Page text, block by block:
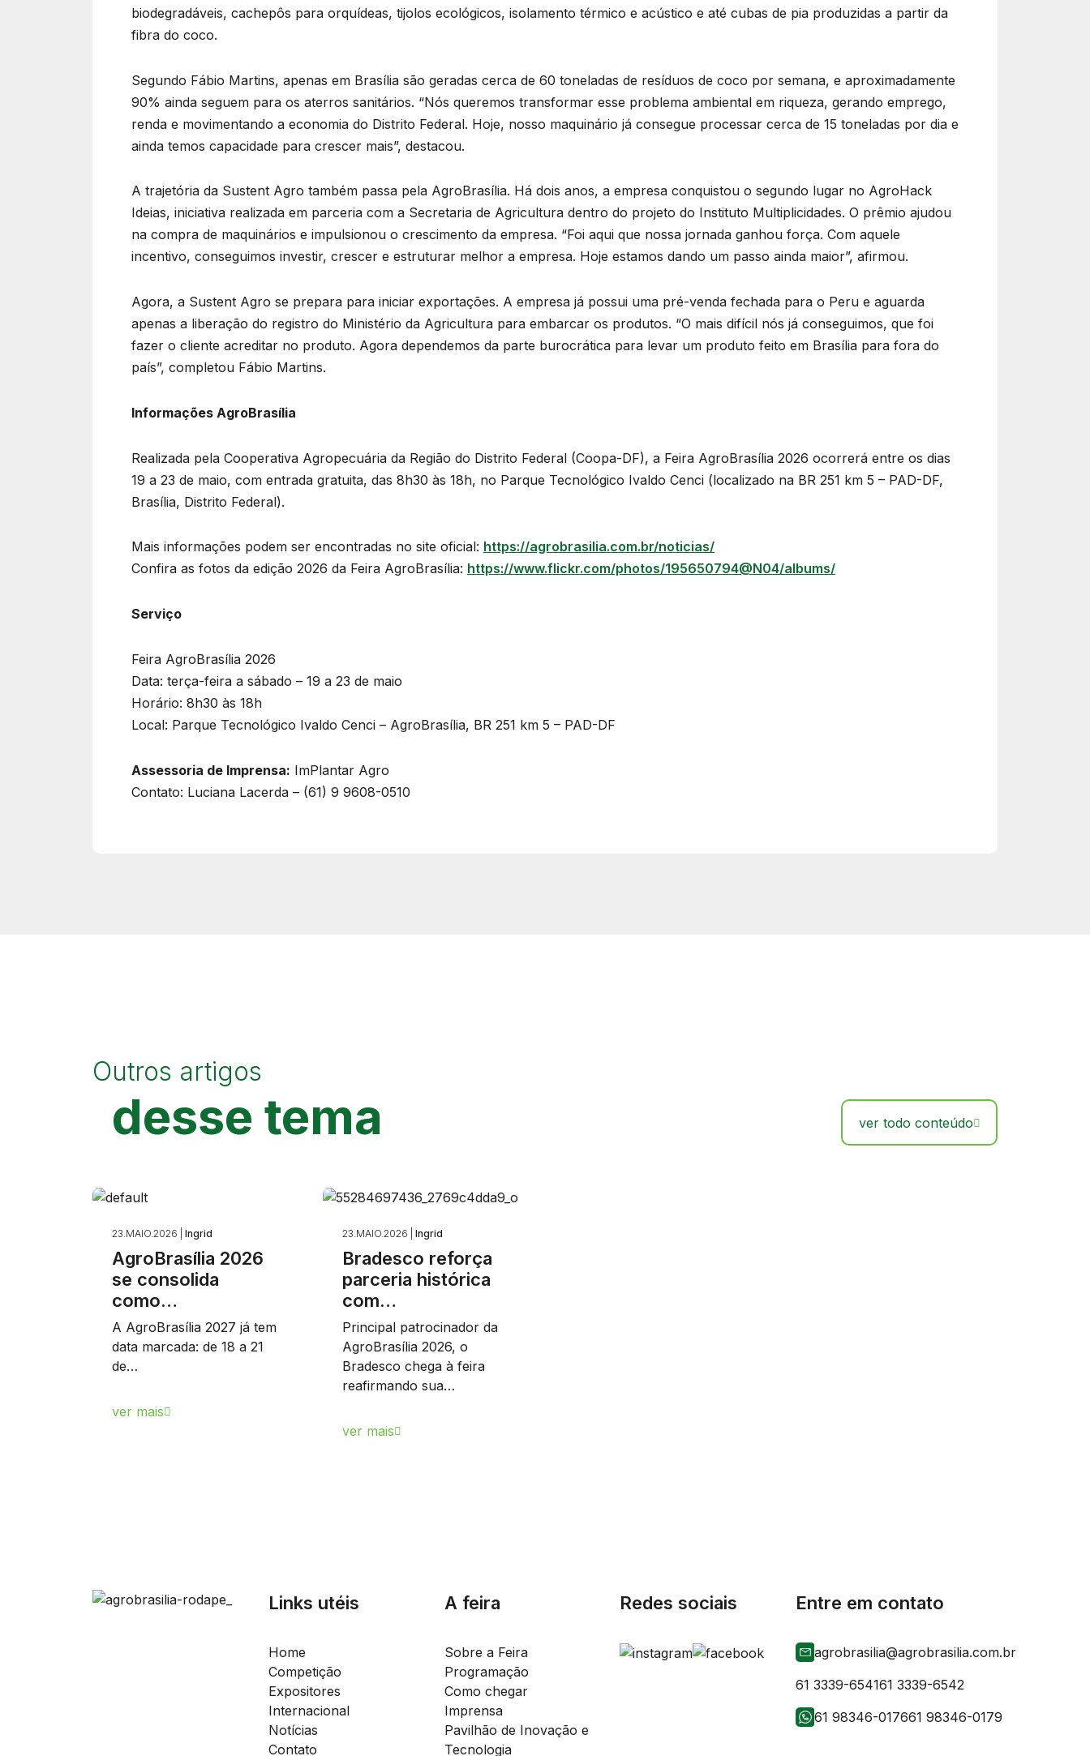
biodegradáveis, cachepôs para orquídeas, tijolos ecológicos, isolamento térmico e acústico e até cubas de pia produzidas a partir da
fibra do coco.
Segundo Fábio Martins, apenas em Brasília são geradas cerca de 60 toneladas de resíduos de coco por semana, e aproximadamente
90% ainda seguem para os aterros sanitários. “Nós queremos transformar esse problema ambiental em riqueza, gerando emprego,
renda e movimentando a economia do Distrito Federal. Hoje, nosso maquinário já consegue processar cerca de 15 toneladas por dia e
ainda temos capacidade para crescer mais”, destacou.
A trajetória da Sustent Agro também passa pela AgroBrasília. Há dois anos, a empresa conquistou o segundo lugar no AgroHack
Ideias, iniciativa realizada em parceria com a Secretaria de Agricultura dentro do projeto do Instituto Multiplicidades. O prêmio ajudou
na compra de maquinários e impulsionou o crescimento da empresa. “Foi aqui que nossa jornada ganhou força. Com aquele
incentivo, conseguimos investir, crescer e estruturar melhor a empresa. Hoje estamos dando um passo ainda maior”, afirmou.
Agora, a Sustent Agro se prepara para iniciar exportações. A empresa já possui uma pré-venda fechada para o Peru e aguarda
apenas a liberação do registro do Ministério da Agricultura para embarcar os produtos. “O mais difícil nós já conseguimos, que foi
fazer o cliente acreditar no produto. Agora dependemos da parte burocrática para levar um produto feito em Brasília para fora do
país”, completou Fábio Martins.
Informações AgroBrasília
Realizada pela Cooperativa Agropecuária da Região do Distrito Federal (Coopa-DF), a Feira AgroBrasília 2026 ocorrerá entre os dias
19 a 23 de maio, com entrada gratuita, das 8h30 às 18h, no Parque Tecnológico Ivaldo Cenci (localizado na BR 251 km 5 – PAD-DF,
Brasília, Distrito Federal).
Mais informações podem ser encontradas no site oficial: https://agrobrasilia.com.br/noticias/
Confira as fotos da edição 2026 da Feira AgroBrasília: https://www.flickr.com/photos/195650794@N04/albums/
Serviço
Feira AgroBrasília 2026
Data: terça-feira a sábado – 19 a 23 de maio
Horário: 8h30 às 18h
Local: Parque Tecnológico Ivaldo Cenci – AgroBrasília, BR 251 km 5 – PAD-DF
Assessoria de Imprensa: ImPlantar Agro
Contato: Luciana Lacerda – (61) 9 9608-0510
Outros artigos
desse tema ver todo conteúdo
23.MAIO.2026 | Ingrid
AgroBrasília 2026
se consolida
como…
A AgroBrasília 2027 já tem
data marcada: de 18 a 21
de…
ver mais
23.MAIO.2026 | Ingrid
Bradesco reforça
parceria histórica
com…
Principal patrocinador da
AgroBrasília 2026, o
Bradesco chega à feira
reafirmando sua…
ver mais
Links utéis
Home
Competição
Expositores
Internacional
Notícias
Contato
A feira
Sobre a Feira
Programação
Como chegar
Imprensa
Pavilhão de Inovação e
Tecnologia
Redes sociais Entre em contato
agrobrasilia@agrobrasilia.com.br
61 3339-654161 3339-6542
61 98346-017661 98346-0179